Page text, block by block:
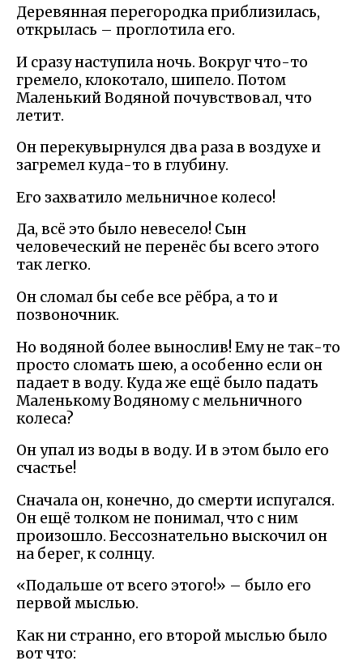
Деревянная перегородка приблизилась,
открылась – проглотила его.
И сразу наступила ночь. Вокруг что-то
гремело, клокотало, шипело. Потом
Маленький Водяной почувствовал, что
летит.
Он перекувырнулся два раза в воздухе и
загремел куда-то в глубину.
Его захватило мельничное колесо!
Да, всё это было невесело! Сын
человеческий не перенёс бы всего этого
так легко.
Он сломал бы себе все рёбра, а то и
позвоночник.
Но водяной более вынослив! Ему не так-то
просто сломать шею, а особенно если он
падает в воду. Куда же ещё было падать
Маленькому Водяному с мельничного
колеса?
Он упал из воды в воду. И в этом было его
счастье!
Сначала он, конечно, до смерти испугался.
Он ещё толком не понимал, что с ним
произошло. Бессознательно выскочил он
на берег, к солнцу.
«Подальше от всего этого!» – было его
первой мыслью.
Как ни странно, его второй мыслью было
вот что: